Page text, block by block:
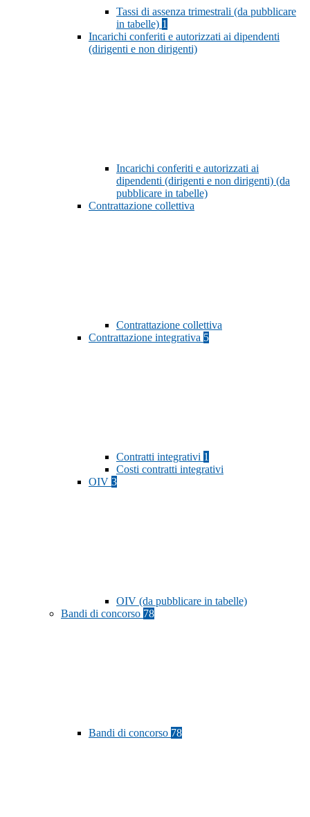
Tassi di assenza trimestrali (da pubblicare
in tabelle) 1
Incarichi conferiti e autorizzati ai dipendenti
(dirigenti e non dirigenti)
Incarichi conferiti e autorizzati ai
dipendenti (dirigenti e non dirigenti) (da
pubblicare in tabelle)
Contrattazione collettiva
Contrattazione collettiva
Contrattazione integrativa 5
Contratti integrativi 1
Costi contratti integrativi
OIV 3
OIV (da pubblicare in tabelle)
Bandi di concorso 78
Bandi di concorso 78